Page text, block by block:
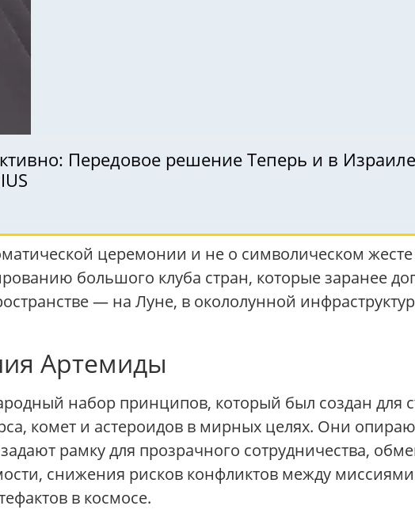
Передовое решение Теперь и в
церемонии и не о символическом
большого клуба стран, которые заранее
— на Луне, в окололунной
Артемиды
набор принципов, который был создан для
комет и астероидов в мирных целях. Они
рамку для прозрачного сотрудничества,
снижения рисков конфликтов между
в космосе.